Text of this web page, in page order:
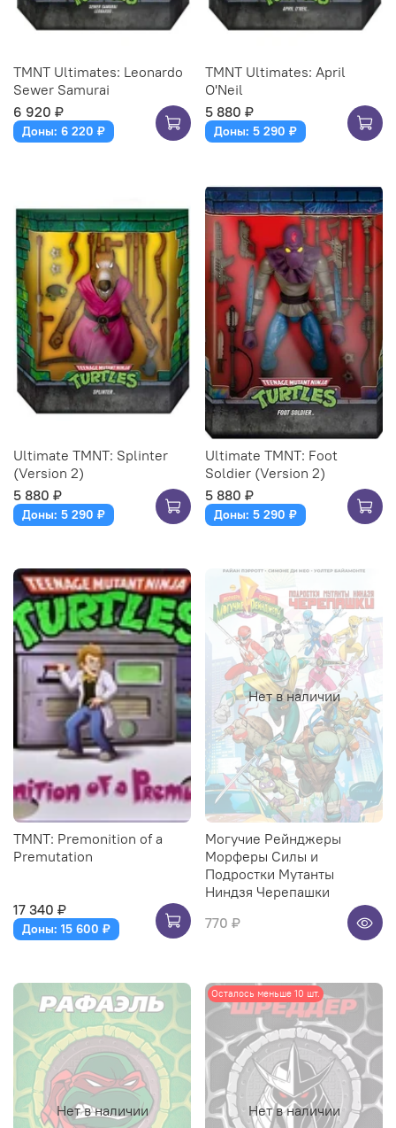
TMNT Ultimates: Leonardo
Sewer Samurai
6 920 ₽
Доны: 6 220 ₽
TMNT Ultimates: April
O'Neil
5 880 ₽
Доны: 5 290 ₽
Ultimate TMNT: Splinter
(Version 2)
5 880 ₽
Доны: 5 290 ₽
Ultimate TMNT: Foot
Soldier (Version 2)
5 880 ₽
Доны: 5 290 ₽
TMNT: Premonition of a
Premutation
17 340 ₽
Доны: 15 600 ₽
Нет в наличии
Могучие Рейнджеры
Морферы Силы и
Подростки Мутанты
Ниндзя Черепашки
770 ₽
Нет в наличии Нет в наличии
Осталось меньше 10 шт.